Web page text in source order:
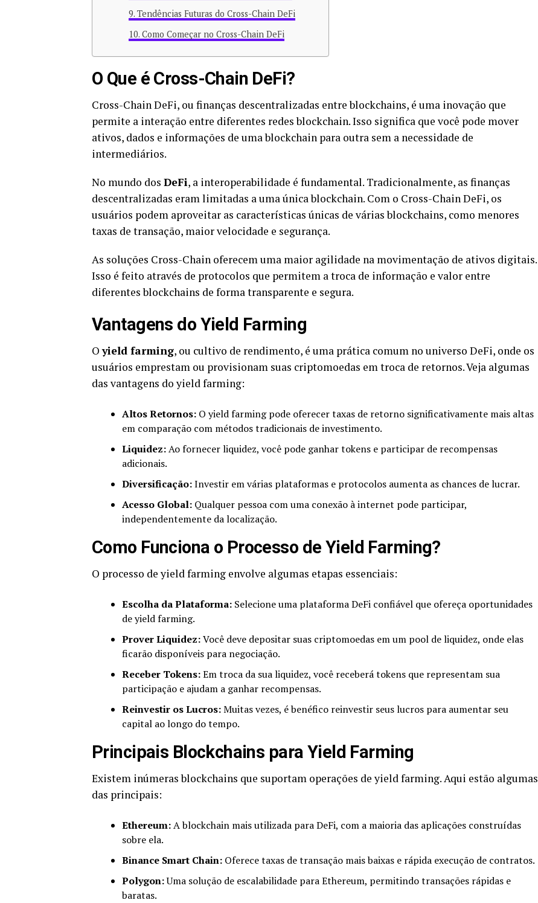
Tendências Futuras do Cross-Chain DeFi
Como Começar no Cross-Chain DeFi
O Que é Cross-Chain DeFi?
Cross-Chain DeFi, ou finanças descentralizadas entre blockchains, é uma inovação que
permite a interação entre diferentes redes blockchain. Isso significa que você pode mover
ativos, dados e informações de uma blockchain para outra sem a necessidade de
intermediários.
No mundo dos DeFi, a interoperabilidade é fundamental. Tradicionalmente, as finanças
descentralizadas eram limitadas a uma única blockchain. Com o Cross-Chain DeFi, os
usuários podem aproveitar as características únicas de várias blockchains, como menores
taxas de transação, maior velocidade e segurança.
As soluções Cross-Chain oferecem uma maior agilidade na movimentação de ativos digitais.
Isso é feito através de protocolos que permitem a troca de informação e valor entre
diferentes blockchains de forma transparente e segura.
Vantagens do Yield Farming
Oyield farming, ou cultivo de rendimento, é uma prática comum no universo DeFi, onde os
usuários emprestam ou provisionam suas criptomoedas em troca de retornos. Veja algumas
das vantagens do yield farming:
Altos Retornos: O yield farming pode oferecer taxas de retorno significativamente mais altas
em comparação com métodos tradicionais de investimento.
Liquidez:Ao fornecer liquidez, você pode ganhar tokens e participar de recompensas
adicionais.
Diversificação:Investir em várias plataformas e protocolos aumenta as chances de lucrar.
Acesso Global: Qualquer pessoa com uma conexão à internet pode participar,
independentemente da localização.
Como Funciona o Processo de Yield Farming?
O processo de yield farming envolve algumas etapas essenciais:
Escolha da Plataforma: Selecione uma plataforma DeFi confiável que ofereça oportunidades
de yield farming.
Prover Liquidez:Você deve depositar suas criptomoedas em um pool de liquidez, onde elas
ficarão disponíveis para negociação.
Receber Tokens:Em troca da sua liquidez, você receberá tokens que representam sua
participação e ajudam a ganhar recompensas.
Reinvestir os Lucros:Muitas vezes, é benéfico reinvestir seus lucros para aumentar seu
capital ao longo do tempo.
Principais Blockchains para Yield Farming
Existem inúmeras blockchains que suportam operações de yield farming. Aqui estão algumas
das principais:
Ethereum:A blockchain mais utilizada para DeFi, com a maioria das aplicações construídas
sobre ela.
Binance Smart Chain: Oferece taxas de transação mais baixas e rápida execução de contratos.
Polygon:Uma solução de escalabilidade para Ethereum, permitindo transações rápidas e
baratas.